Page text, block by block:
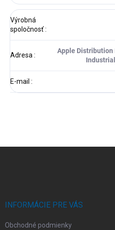
Výrobná
spoločnosť:
Adresa:
Apple Distribution
E-mail :
INFORMÁCIE PRE VÁS
Obchodné podmienky